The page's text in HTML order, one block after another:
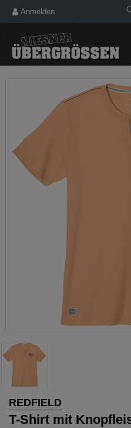
Anmelden
REDFIELD
T-Shirt mit